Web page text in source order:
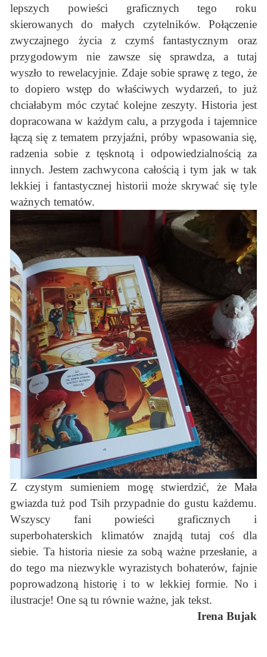
lepszych powieści graficznych tego roku
skierowanych do małych czytelników. Połączenie
zwyczajnego życia z czymś fantastycznym oraz
przygodowym nie zawsze się sprawdza, a tutaj
wyszło to rewelacyjnie. Zdaje sobie sprawę z tego, że
to dopiero wstęp do właściwych wydarzeń, to już
chciałabym móc czytać kolejne zeszyty. Historia jest
dopracowana w każdym calu, a przygoda i tajemnice
łączą się z tematem przyjaźni, próby wpasowania się,
radzenia sobie z tęsknotą i odpowiedzialnością za
innych. Jestem zachwycona całością i tym jak w tak
lekkiej i fantastycznej historii może skrywać się tyle
ważnych tematów.
Z czystym sumieniem mogę stwierdzić, że Mała
gwiazda tuż pod Tsih przypadnie do gustu każdemu.
Wszyscy fani powieści graficznych i
superbohaterskich klimatów znajdą tutaj coś dla
siebie. Ta historia niesie za sobą ważne przesłanie, a
do tego ma niezwykle wyrazistych bohaterów, fajnie
poprowadzoną historię i to w lekkiej formie. No i
ilustracje! One są tu równie ważne, jak tekst.
Irena Bujak